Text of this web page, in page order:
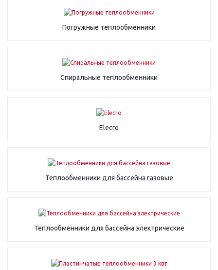
Погружные теплообменники
Спиральные теплообменники
Elecro
Теплообменники для бассейна газовые
Теплообменники для бассейна электрические